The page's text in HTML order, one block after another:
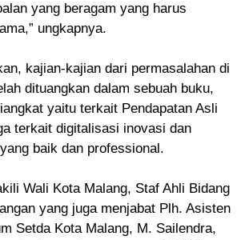
yang beragam yang harus
ungkapnya.
kajian-kajian dari permasalahan di
dituangkan dalam sebuah buku,
yaitu terkait Pendapatan Asli
terkait digitalisasi inovasi dan
baik dan professional.
Wali Kota Malang, Staf Ahli Bidang
yang juga menjabat Plh. Asisten
Setda Kota Malang, M. Sailendra,